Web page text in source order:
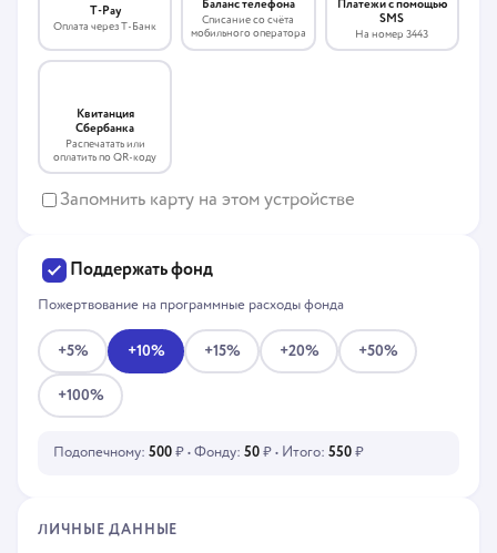
T-Pay
Оплата через Т-Банк
Баланс телефона
Списание со счёта
мобильного оператора
Платежи с помощью
SMS
На номер 3443
Квитанция
Сбербанка
Распечатать или
оплатить по QR-коду
Запомнить карту на этом устройстве
Поддержать фонд
Пожертвование на программные расходы фонда
+5% +10% +15% +20% +50%
+100%
Подопечному: 500 ₽ • Фонду: 50 ₽ • Итого: 550 ₽
ЛИЧНЫЕ ДАННЫЕ